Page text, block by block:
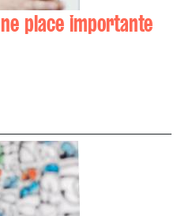
place importante